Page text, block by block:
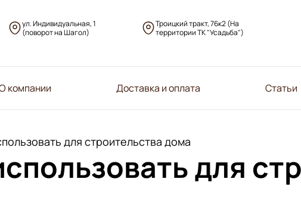
ул. Индивидуальная, 1
(поворот на Шагол)
Троицкий тракт, 76к2 (На
территории ТК "Усадьба")
компании Доставка и оплата Статьи
для строительства дома
для